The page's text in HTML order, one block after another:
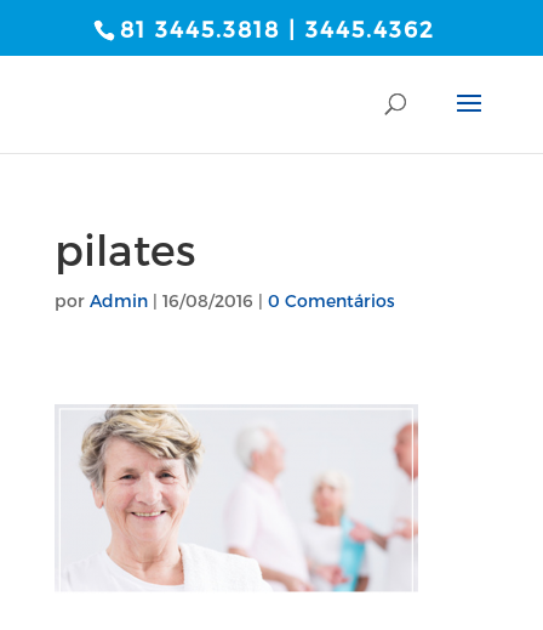
81 3445.3818 | 3445.4362
pilates
por Admin| 16/08/2016 | 0 Comentários